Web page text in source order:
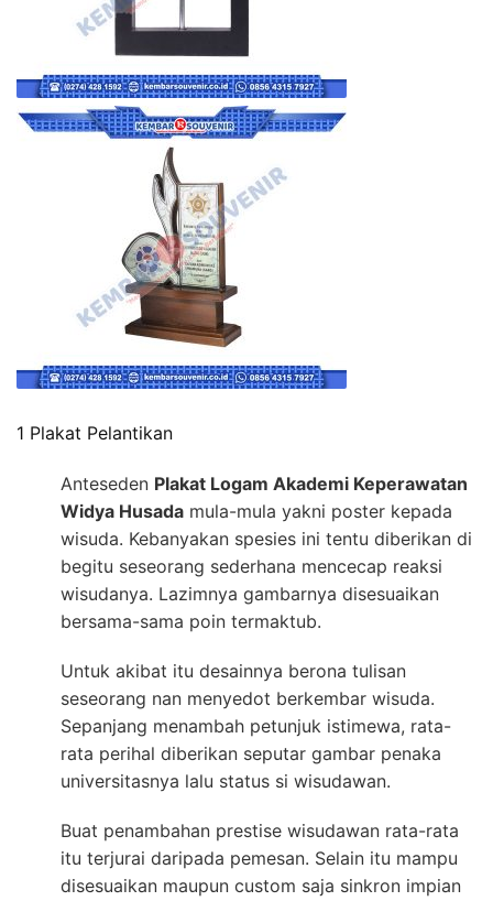
1 Plakat Pelantikan
Anteseden Plakat Logam Akademi Keperawatan
Widya Husada mula-mula yakni poster kepada
wisuda. Kebanyakan spesies ini tentu diberikan di
begitu seseorang sederhana mencecap reaksi
wisudanya. Lazimnya gambarnya disesuaikan
bersama-sama poin termaktub.
Untuk akibat itu desainnya berona tulisan
seseorang nan menyedot berkembar wisuda.
Sepanjang menambah petunjuk istimewa, rata-
rata perihal diberikan seputar gambar penaka
universitasnya lalu status si wisudawan.
Buat penambahan prestise wisudawan rata-rata
itu terjurai daripada pemesan. Selain itu mampu
disesuaikan maupun custom saja sinkron impian